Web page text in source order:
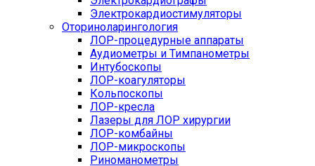
Электрокардиостимуляторы
Оториноларингология
ЛОР-процедурные аппараты
Аудиометры и Тимпанометры
Интубоскопы
ЛОР-коагуляторы
Кольпоскопы
ЛОР-кресла
Лазеры для ЛОР хирургии
ЛОР-комбайны
ЛОР-микроскопы
Риноманометры